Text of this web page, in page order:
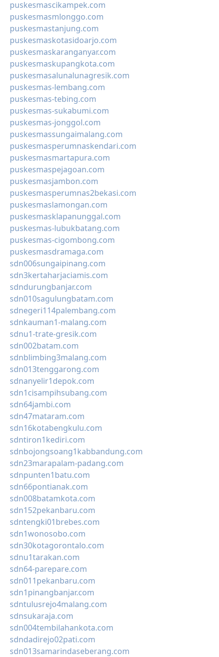
puskesmascikampek.com
puskesmasmlonggo.com
puskesmastanjung.com
puskesmaskotasidoarjo.com
puskesmaskaranganyar.com
puskesmaskupangkota.com
puskesmasalunalunagresik.com
puskesmas-lembang.com
puskesmas-tebing.com
puskesmas-sukabumi.com
puskesmas-jonggol.com
puskesmassungaimalang.com
puskesmasperumnaskendari.com
puskesmasmartapura.com
puskesmaspejagoan.com
puskesmasjambon.com
puskesmasperumnas2bekasi.com
puskesmaslamongan.com
puskesmasklapanunggal.com
puskesmas-lubukbatang.com
puskesmas-cigombong.com
puskesmasdramaga.com
sdn006sungaipinang.com
sdn3kertaharjaciamis.com
sdndurungbanjar.com
sdn010sagulungbatam.com
sdnegeri114palembang.com
sdnkauman1-malang.com
sdnu1-trate-gresik.com
sdn002batam.com
sdnblimbing3malang.com
sdn013tenggarong.com
sdnanyelir1depok.com
sdn1cisampihsubang.com
sdn64jambi.com
sdn47mataram.com
sdn16kotabengkulu.com
sdntiron1kediri.com
sdnbojongsoang1kabbandung.com
sdn23marapalam-padang.com
sdnpunten1batu.com
sdn66pontianak.com
sdn008batamkota.com
sdn152pekanbaru.com
sdntengki01brebes.com
sdn1wonosobo.com
sdn30kotagorontalo.com
sdnu1tarakan.com
sdn64-parepare.com
sdn011pekanbaru.com
sdn1pinangbanjar.com
sdntulusrejo4malang.com
sdnsukaraja.com
sdn004tembilahankota.com
sdndadirejo02pati.com
sdn013samarindaseberang.com